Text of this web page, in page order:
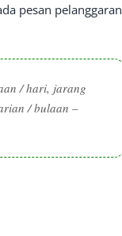
pesan pelanggaran
/ hari, jarang
/ bulaan –